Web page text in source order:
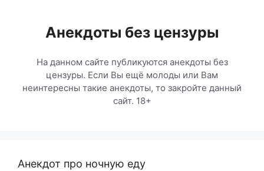
содержимомуАнекдоты без цензуры
На данном сайте публикуются анекдоты без
цензуры. Если Вы ещё молоды или Вам
неинтересны такие анекдоты, то закройте данный
сайт. 18+
Анекдот про ночную еду